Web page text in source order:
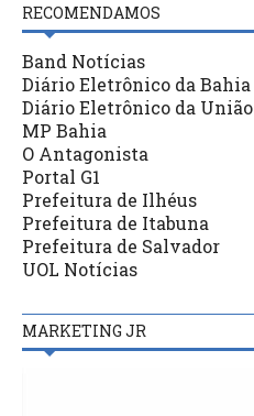
RECOMENDAMOS
Band Notícias
Diário Eletrônico da Bahia
Diário Eletrônico da União
MP Bahia
O Antagonista
Portal G1
Prefeitura de Ilhéus
Prefeitura de Itabuna
Prefeitura de Salvador
UOL Notícias
MARKETING JR